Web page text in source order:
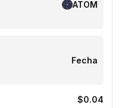
ATOM
Fecha
$0.04